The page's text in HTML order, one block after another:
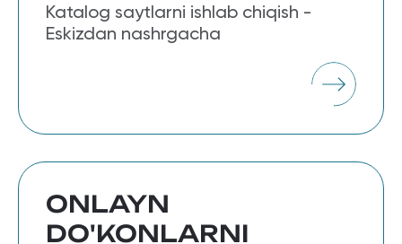
Katalog saytlarni ishlab chiqish -
Eskizdan nashrgacha
ONLAYN
DO'KONLARNI